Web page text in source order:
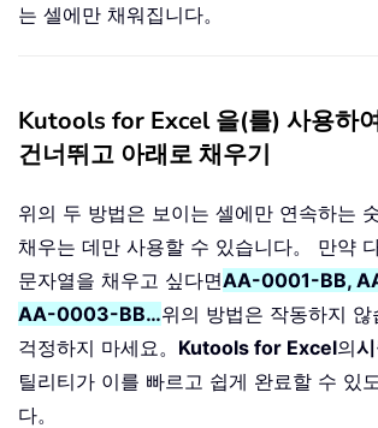
는 셀에만 채워집니다。
Kutools for Excel 을(를) 사용하
건너뛰고 아래로 채우기
위의 두 방법은 보이는 셀에만 연속하는
채우는 데만 사용할 수 있습니다。 만약
문자열을 채우고 싶다면AA-0001-BB,
AA-0003-BB…위의 방법은 작동하지
걱정하지 마세요。 Kutools for Excel의
틸리티가 이를 빠르고 쉽게 완료할 수 있
다。